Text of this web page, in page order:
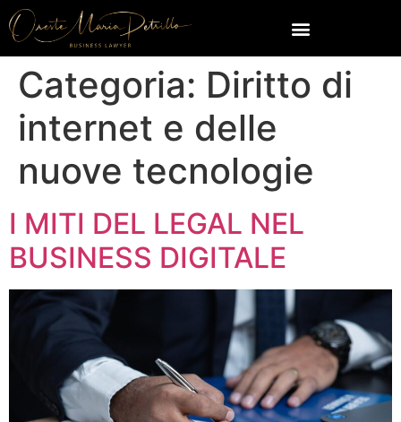
Categoria: Diritto di
internet e delle
nuove tecnologie
I MITI DEL LEGAL NEL
BUSINESS DIGITALE